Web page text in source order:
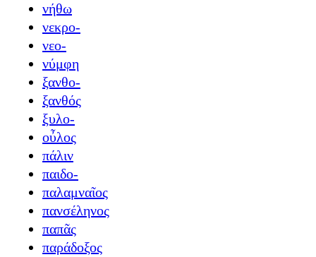
νήθω
νεκρο-
νεο-
νύμφη
ξανθο-
ξανθός
ξυλο-
οὖλος
πάλιν
παιδο-
παλαμναῖος
πανσέληνος
παπᾶς
παράδοξος